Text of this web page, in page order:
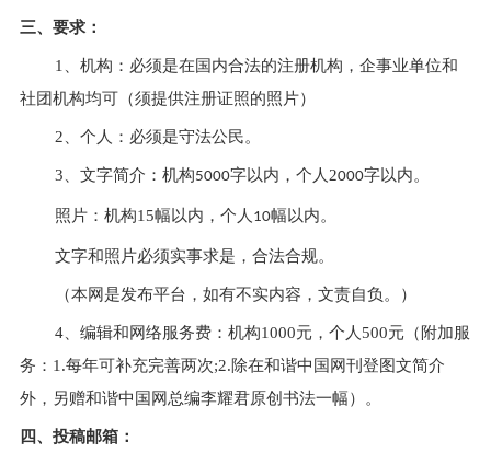
三、要求：
1、机构：必须是在国内合法的注册机构，企事业单位和
社团机构均可（须提供注册证照的照片）
2、个人：必须是守法公民。
3、文字简介：机构5000字以内，个人2000字以内。
照片：机构15幅以内，个人 10幅以内。
文字和照片必须实事求是，合法合规。
（本网是发布平台，如有不实内容，文责自负。）
4、 编辑和网络服务费：机构1000元，个人500元（附加服
务：1.每年可补充完善两次;2.除在和谐中国网刊登图文简介
外，另赠和谐中国网总编李耀君原创书法一幅）。
四、投稿邮箱：